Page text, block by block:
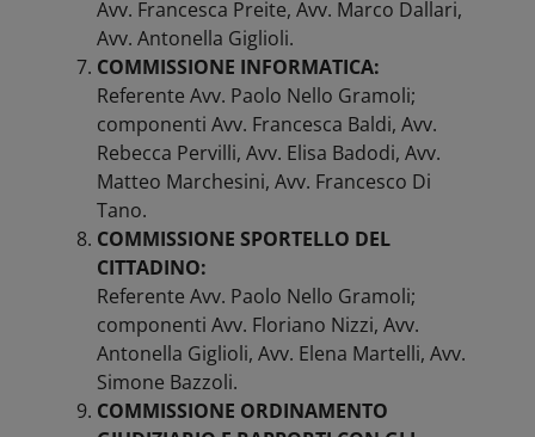
Avv. Francesca Preite, Avv. Marco Dallari,
Avv. Antonella Giglioli.
COMMISSIONE INFORMATICA:
Referente Avv. Paolo Nello Gramoli;
componenti Avv. Francesca Baldi, Avv.
Rebecca Pervilli, Avv. Elisa Badodi, Avv.
Matteo Marchesini, Avv. Francesco Di
Tano.
COMMISSIONE SPORTELLO DEL
CITTADINO:
Referente Avv. Paolo Nello Gramoli;
componenti Avv. Floriano Nizzi, Avv.
Antonella Giglioli, Avv. Elena Martelli, Avv.
Simone Bazzoli.
COMMISSIONE ORDINAMENTO